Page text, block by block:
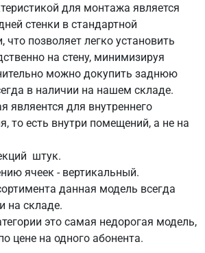
для монтажа является
стенки в стандартной
что позволяет легко установить
на стену, минимизируя
можно докупить заднюю
в наличии на нашем складе.
являентся для внутреннего
то есть внутри помещений, а не на
штук.
ячеек - вертикальный.
данная модель всегда
на складе.
это самая недорогая модель,
цене на одного абонента.